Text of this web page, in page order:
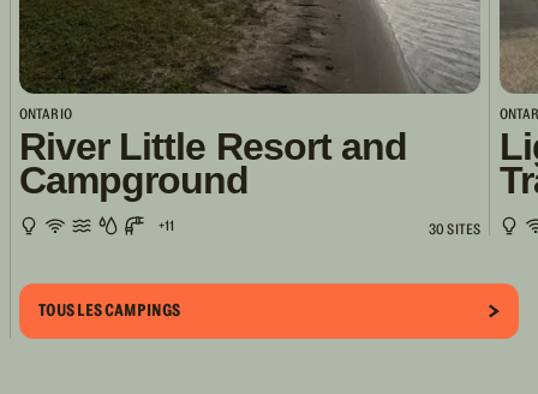
ONTARIO
River Little Resort and
Campground
+11 30 SITES
TOUS LES CAMPINGS